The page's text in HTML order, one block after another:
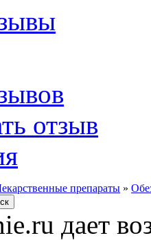
отзыв
препараты »
дает